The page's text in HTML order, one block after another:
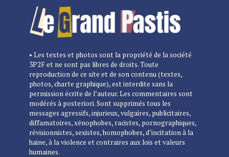
• Les textes et photos sont la propriété de la société
3P2F et ne sont pas libres de droits. Toute
reproduction de ce site et de son contenu (textes,
photos, charte graphique), est interdite sans la
permission écrite de l’auteur. Les commentaires sont
modérés à posteriori. Sont supprimés tous les
messages agressifs, injurieux, vulgaires, publicitaires,
diffamatoires, xénophobes, racistes, pornographiques,
révisionnistes, sexistes, homophobes, d’incitation à la
haine, à la violence et contraires aux lois et valeurs
humaines.